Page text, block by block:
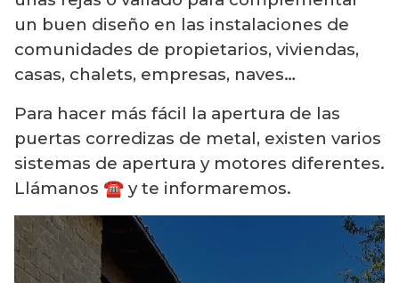
un buen diseño en las instalaciones de
comunidades de propietarios, viviendas,
casas, chalets, empresas, naves…
Para hacer más fácil la apertura de las
puertas corredizas de metal, existen varios
sistemas de apertura y motores diferentes.
Llámanos ☎️ y te informaremos.